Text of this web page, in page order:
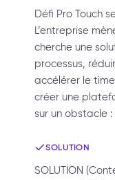
Défi Pro Touch
L’entreprise
cherche une
processus,
accélérer le
créer une
sur un obstacle :
SOLUTION
SOLUTION